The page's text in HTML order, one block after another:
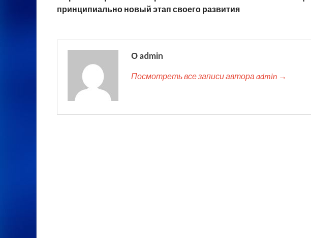
принципиально новый этап своего развития
О admin
Посмотреть все записи автора admin →